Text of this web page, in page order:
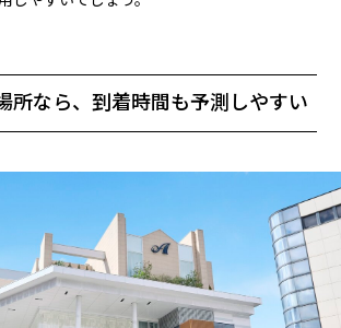
所なら、到着時間も予測しやすい